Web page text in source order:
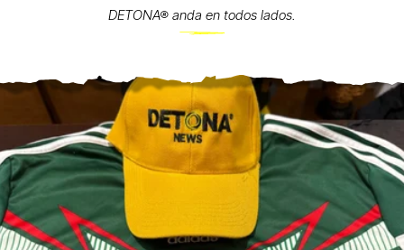
DETONA® anda en todos lados.